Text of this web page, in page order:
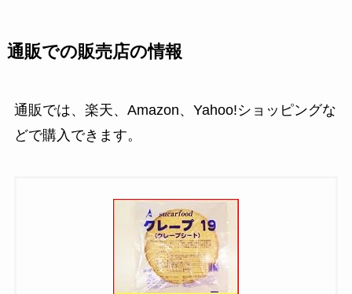
通販での販売店の情報
通販では、楽天、Amazon、Yahoo!ショッピングな
どで購入できます。